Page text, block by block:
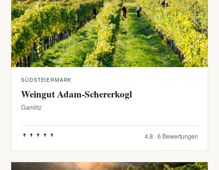
SÜDSTEIERMARK
Weingut Adam-Schererkogl
Gamlitz
4.8 · 6 Bewertungen